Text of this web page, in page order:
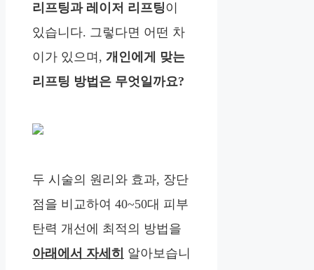
리프팅과 레이저 리프팅이
있습니다. 그렇다면 어떤 차
이가 있으며, 개인에게 맞는
리프팅 방법은 무엇일까요?
두 시술의 원리와 효과, 장단
점을 비교하여 40~50대 피부
탄력 개선에 최적의 방법을
아래에서 자세히 알아보습니